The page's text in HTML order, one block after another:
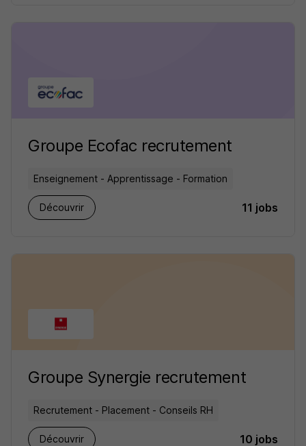
Groupe Ecofac recrutement
Enseignement - Apprentissage - Formation
Découvrir 11 jobs
Groupe Synergie recrutement
Recrutement - Placement - Conseils RH
Découvrir 10 jobs